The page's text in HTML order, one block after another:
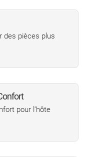
des pièces plus
pour l’hôte